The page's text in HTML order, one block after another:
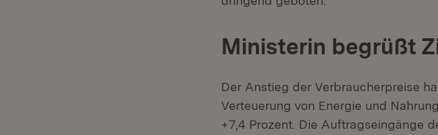
Ministerin begrüßt
Der Anstieg der Verbraucherpreise
Verteuerung von Energie und
+7,4 Prozent. Die Auftragseingänge